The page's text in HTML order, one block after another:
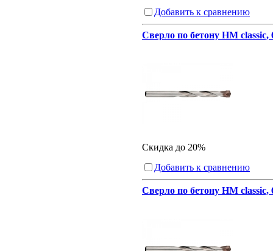
Добавить к сравнению
Сверло по бетону HM classic,
Скидка до 20%
Добавить к сравнению
Сверло по бетону HM